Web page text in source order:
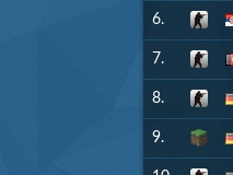
6.
7.
8.
9.